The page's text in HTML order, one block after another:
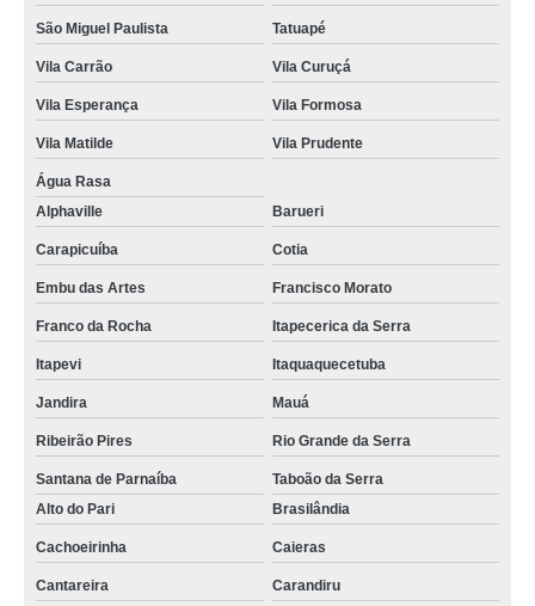
São Miguel Paulista Tatuapé
Vila Carrão Vila Curuçá
Vila Esperança Vila Formosa
Vila Matilde Vila Prudente
Água Rasa
Alphaville
Barueri
Carapicuíba Cotia
Embu das Artes Francisco Morato
Franco da Rocha Itapecerica da Serra
Itapevi Itaquaquecetuba
Jandira Mauá
Ribeirão Pires Rio Grande da Serra
Santana de Parnaíba
Taboão da Serra
Alto do Pari
Brasilândia
Cachoeirinha Caieras
Cantareira Carandiru